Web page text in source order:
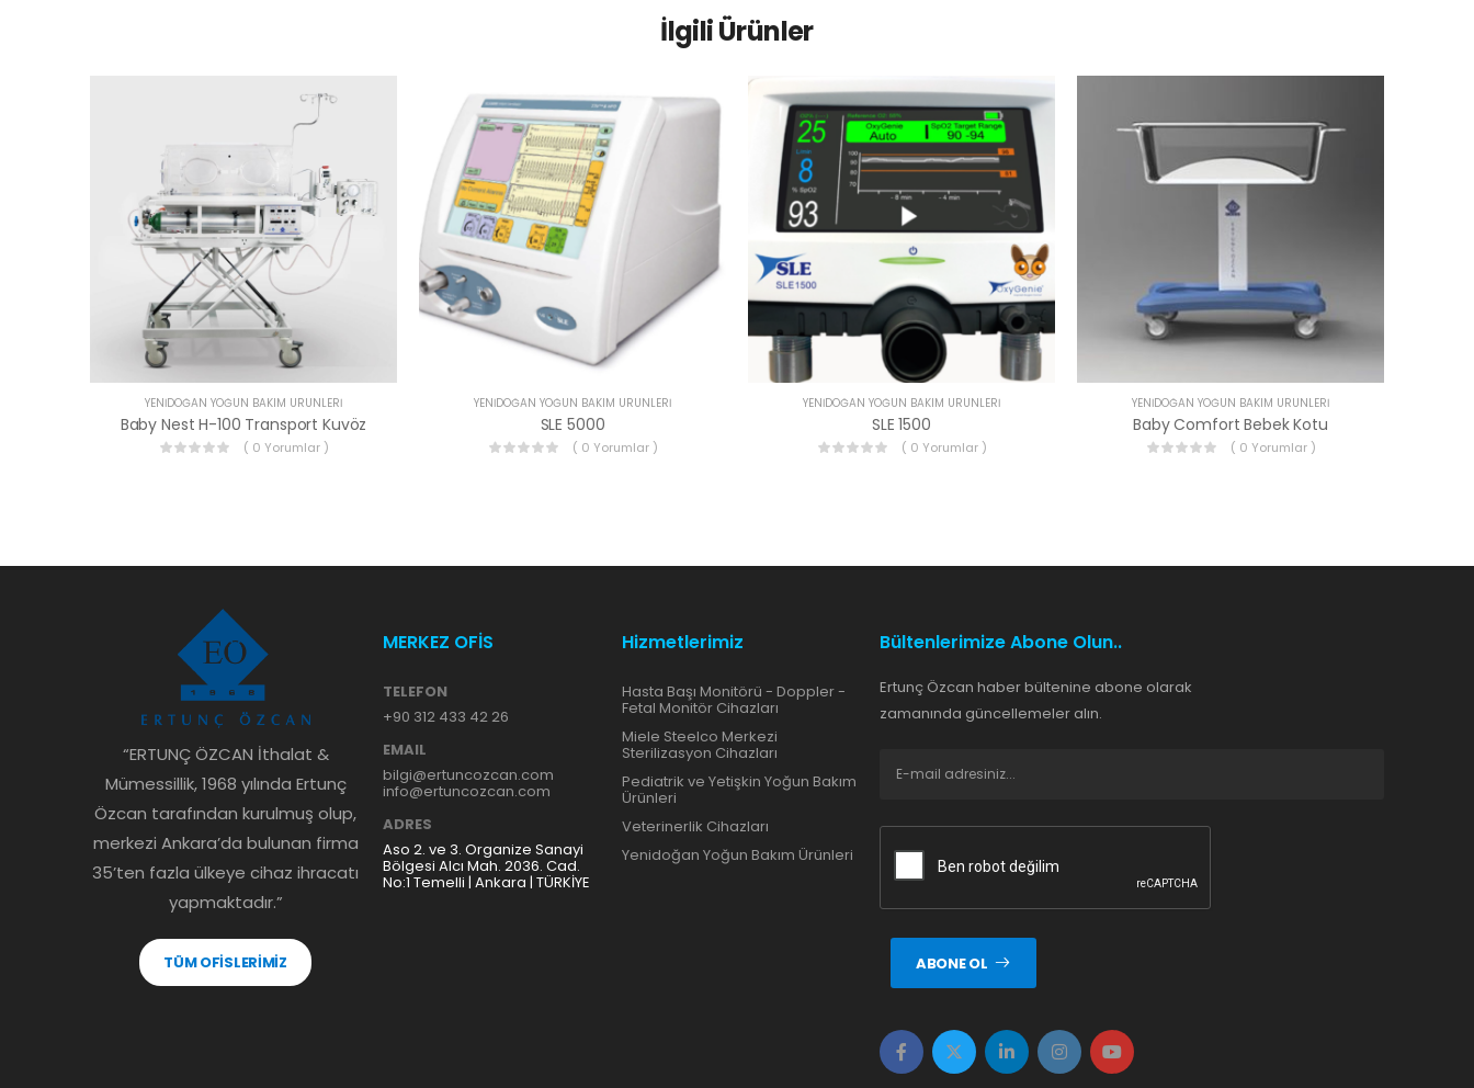
İlgili Ürünler
YENIDOĞAN YOĞUN BAKIM ÜRÜNLERI
Baby Nest H-100 Transport Kuvöz
( 0 Yorumlar )
YENIDOĞAN YOĞUN BAKIM ÜRÜNLERI
SLE 5000
( 0 Yorumlar )
YENIDOĞAN YOĞUN BAKIM ÜRÜNLERI
SLE 1500
( 0 Yorumlar )
YENIDOĞAN YOĞUN BAKIM ÜRÜNLERI
Baby Comfort Bebek Kotu
( 0 Yorumlar )
“ERTUNÇ ÖZCAN İthalat &
Mümessillik, 1968 yılında Ertunç
Özcan tarafından kurulmuş olup,
merkezi Ankara’da bulunan firma
35’ten fazla ülkeye cihaz ihracatı
yapmaktadır.”
TÜM OFİSLERİMİZ
MERKEZ OFİS
TELEFON
+90 312 433 42 26
EMAIL
bilgi@ertuncozcan.com
info@ertuncozcan.com
ADRES
Aso 2. ve 3. Organize Sanayi
Bölgesi Alcı Mah. 2036. Cad.
No:1 Temelli | Ankara | TÜRKİYE
Hizmetlerimiz
Hasta Başı Monitörü - Doppler -
Fetal Monitör Cihazları
Miele Steelco Merkezi
Sterilizasyon Cihazları
Pediatrik ve Yetişkin Yoğun Bakım
Ürünleri
Veterinerlik Cihazları
Yenidoğan Yoğun Bakım Ürünleri
Bültenlerimize Abone Olun..
Ertunç Özcan haber bültenine abone olarak
zamanında güncellemeler alın.
ABONE OL